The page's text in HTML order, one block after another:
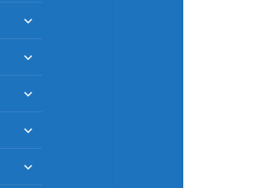
меню
раскрыть
меню
раскрыть
меню
раскрыть
меню
раскрыть
меню
раскрыть